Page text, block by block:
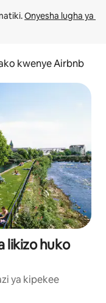
Onyesha lugha ya
kwenye Airbnb
likizo huko
ya kipekee